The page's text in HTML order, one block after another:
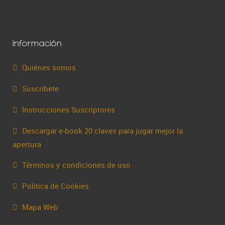
Información
Quiénes somos
Suscríbete
Instrucciones Suscriptores
Descargar e-book 20 claves para jugar mejor la
apertura
Términos y condiciones de uso
Política de Cookies
Mapa Web